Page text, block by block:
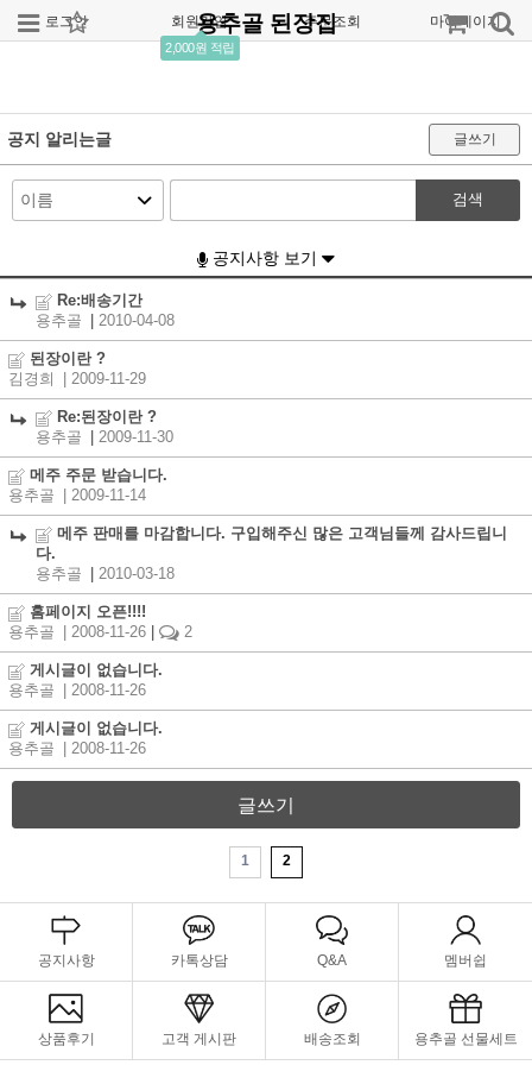
로그인 회원가입
2,000원 적립
주문조회 마이페이지
용추골 된장집
공지 알리는글 글쓰기
검색
공지사항 보기
Re:배송기간
용추골
2010-04-08
된장이란 ?
김경희
| 2009-11-29
Re:된장이란 ?
용추골
2009-11-30
메주 주문 받습니다.
용추골
| 2009-11-14
메주 판매를 마감합니다. 구입해주신 많은 고객님들께 감사드립니
다.
용추골
2010-03-18
홈페이지 오픈!!!!
용추골
| 2008-11-26 2
게시글이 없습니다.
용추골
| 2008-11-26
게시글이 없습니다.
용추골
| 2008-11-26
글쓰기
1 2
공지사항 카톡상담 Q&A 멤버쉽
상품후기 고객 게시판 배송조회 용추골 선물세트